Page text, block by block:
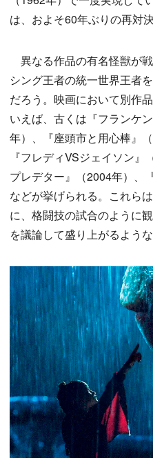
は、およそ60年ぶりの再対
異なる作品の有名怪獣が
シング王者の統一世界王者
だろう。映画において別作
いえば、古くは『フランケ
年）、『座頭市と用心棒』
『フレディVSジェイソン
プレデター』（2004年）、
などが挙げられる。これら
に、格闘技の試合のように
を議論して盛り上がるよう